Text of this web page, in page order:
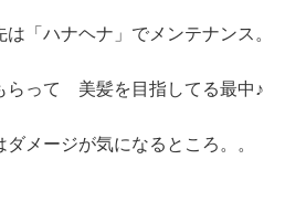
「ハナヘナ」でメンテナンス。
らって 美髪を目指してる最中♪
メージが気になるところ。。